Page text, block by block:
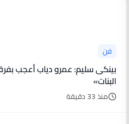
فن
بينكى سليم: عمرو دياب أعجب
البنات»
منذ 33 دقيقة